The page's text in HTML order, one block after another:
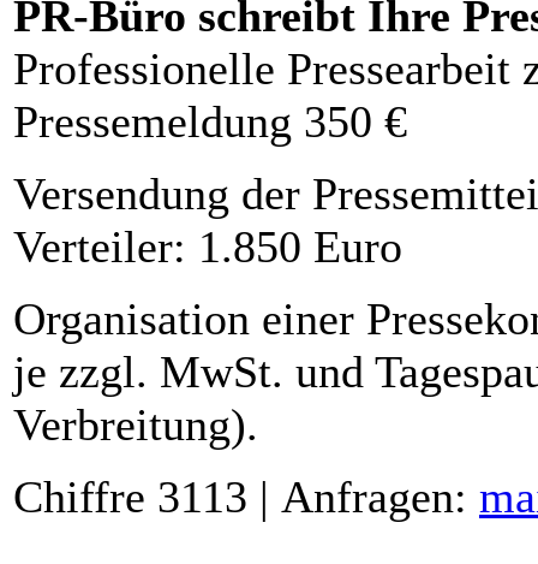
PR-Büro schreibt Ihre
Professionelle Pressearbeit
Pressemeldung 350 €
Versendung der
Verteiler: 1.850 Euro
Organisation einer
je zzgl. MwSt. und
Verbreitung).
Chiffre 3113 | Anfragen: